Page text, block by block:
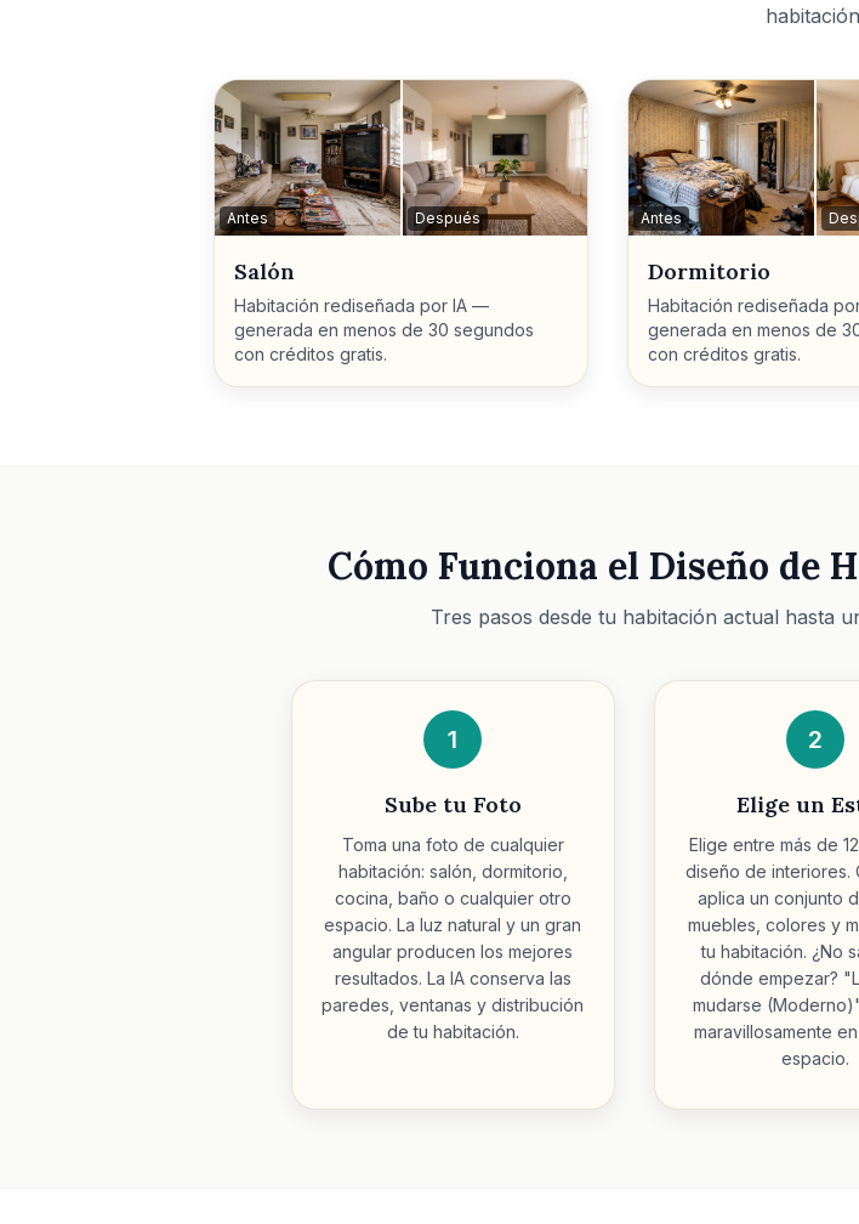
Antes Después
Salón
Habitación rediseñada por IA —
generada en menos de 30 segundos
con créditos gratis.
Antes
Dormitorio
Habitación rediseñada
generada en menos de
con créditos gratis.
Cómo Funciona el Diseño de
Tres pasos desde tu habitación actual hasta
1
Sube tu Foto
Toma una foto de cualquier
habitación: salón, dormitorio,
cocina, baño o cualquier otro
espacio. La luz natural y un gran
angular producen los mejores
resultados. La IA conserva las
paredes, ventanas y distribución
de tu habitación.
2
Elige un
Elige entre más de
diseño de interiores.
aplica un conjunto
muebles, colores y
tu habitación. ¿No
dónde empezar?
mudarse
maravillosamente
espacio.